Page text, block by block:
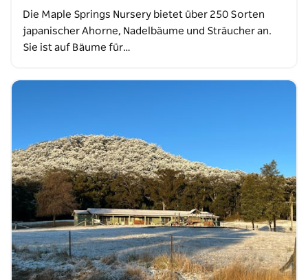
Die Maple Springs Nursery bietet über 250 Sorten
japanischer Ahorne, Nadelbäume und Sträucher an.
Sie ist auf Bäume für…